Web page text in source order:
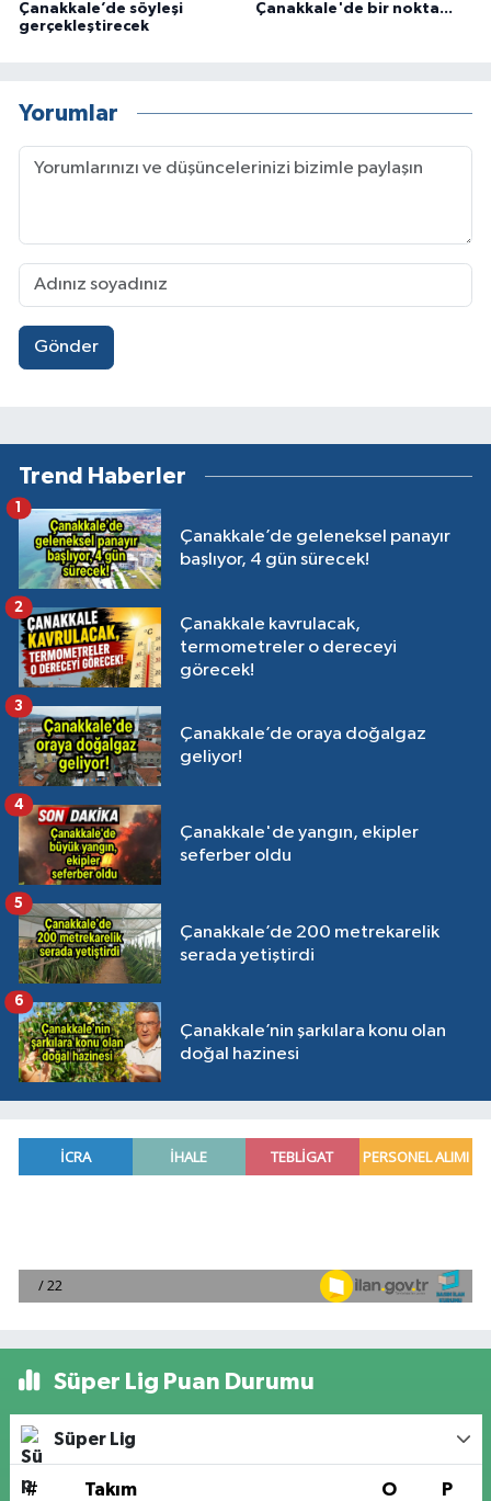
Çanakkale’de söyleşi
gerçekleştirecek
Çanakkale'de bir nokta...
Yorumlar
Gönder
Trend Haberler
Çanakkale’de geleneksel panayır
başlıyor, 4 gün sürecek!
1
Çanakkale kavrulacak,
termometreler o dereceyi
görecek!
2
Çanakkale’de oraya doğalgaz
geliyor!
3
Çanakkale'de yangın, ekipler
seferber oldu
4
Çanakkale’de 200 metrekarelik
serada yetiştirdi
5
Çanakkale’nin şarkılara konu olan
doğal hazinesi
6
Süper Lig Puan Durumu
Süper Lig
# Takım O P